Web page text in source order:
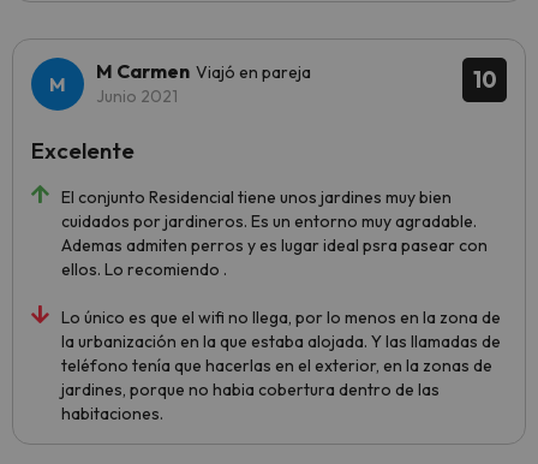
10
M Carmen Viajó en pareja
Junio 2021
El conjunto Residencial tiene unos jardines muy bien
cuidados por jardineros. Es un entorno muy agradable.
Ademas admiten perros y es lugar ideal psra pasear con
ellos. Lo recomiendo .
Lo único es que el wifi no llega, por lo menos en la zona de
la urbanización en la que estaba alojada. Y las llamadas de
teléfono tenía que hacerlas en el exterior, en la zonas de
jardines, porque no habia cobertura dentro de las
habitaciones.
Excelente